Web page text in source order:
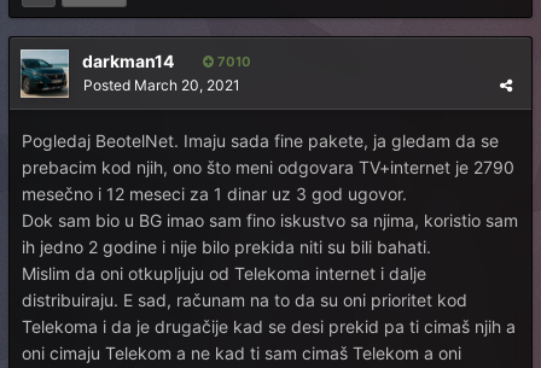
darkman14 7010
Posted March 20, 2021
Pogledaj BeotelNet. Imaju sada fine pakete, ja gledam da se
prebacim kod njih, ono što meni odgovara TV+internet je 2790
mesečno i 12 meseci za 1 dinar uz 3 god ugovor.
Dok sam bio u BG imao sam fino iskustvo sa njima, koristio sam
ih jedno 2 godine i nije bilo prekida niti su bili bahati.
Mislim da oni otkupljuju od Telekoma internet i dalje
distribuiraju. E sad, računam na to da su oni prioritet kod
Telekoma i da je drugačije kad se desi prekid pa ti cimaš njih a
oni cimaju Telekom a ne kad ti sam cimaš Telekom a oni